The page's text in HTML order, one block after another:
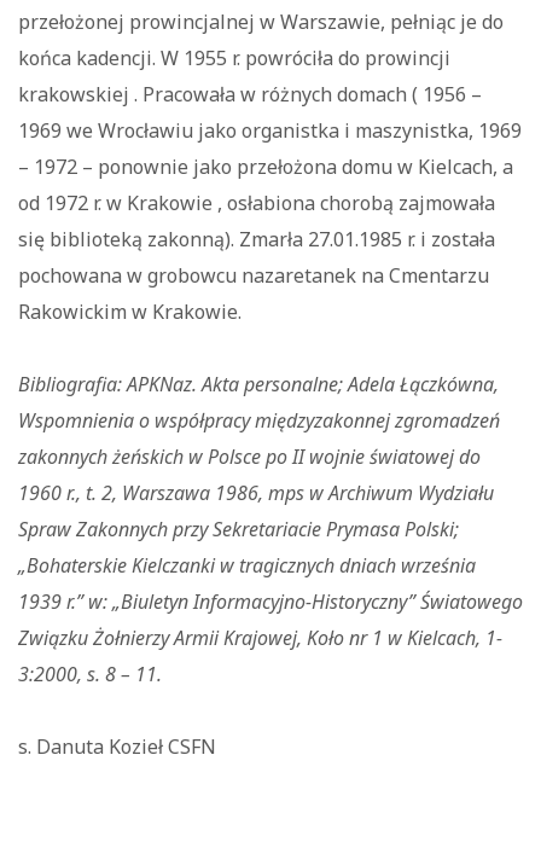
przełożonej prowincjalnej w Warszawie, pełniąc je do
końca kadencji. W 1955 r. powróciła do prowincji
krakowskiej . Pracowała w różnych domach ( 1956 –
1969 we Wrocławiu jako organistka i maszynistka, 1969
– 1972 – ponownie jako przełożona domu w Kielcach, a
od 1972 r. w Krakowie , osłabiona chorobą zajmowała
się biblioteką zakonną). Zmarła 27.01.1985 r. i została
pochowana w grobowcu nazaretanek na Cmentarzu
Rakowickim w Krakowie.
Bibliografia: APKNaz. Akta personalne; Adela Łączkówna,
Wspomnienia o współpracy międzyzakonnej zgromadzeń
zakonnych żeńskich w Polsce po II wojnie światowej do
1960 r., t. 2, Warszawa 1986, mps w Archiwum Wydziału
Spraw Zakonnych przy Sekretariacie Prymasa Polski;
„Bohaterskie Kielczanki w tragicznych dniach września
1939 r.” w: „Biuletyn Informacyjno-Historyczny” Światowego
Związku Żołnierzy Armii Krajowej, Koło nr 1 w Kielcach, 1-
3:2000, s. 8 – 11.
s. Danuta Kozieł CSFN